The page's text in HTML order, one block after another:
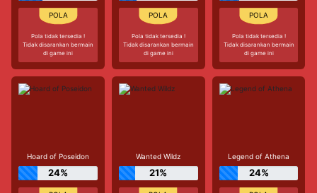
Pola tidak tersedia !
Tidak disarankan bermain
di game ini
Pola tidak tersedia !
Tidak disarankan bermain
di game ini
Pola tidak tersedia !
Tidak disarankan bermain
di game ini
Hoard of Poseidon
24%
Wanted Wildz
21%
Legend of Athena
24%